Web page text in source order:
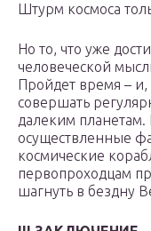
Штурм космоса
Но то, что уже
человеческой
Пройдет время –
совершать
далеким планетам.
осуществленные
космические
первопроходцам
шагнуть в бездну